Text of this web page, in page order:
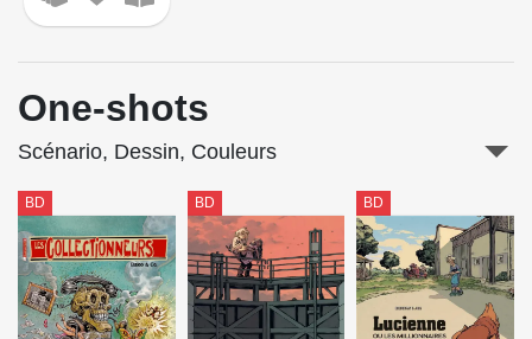
One-shots
Scénario, Dessin, Couleurs
BD BD BD